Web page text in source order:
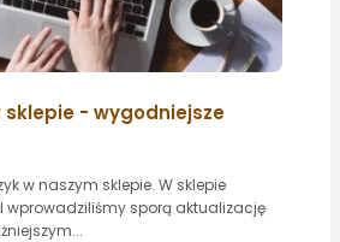
sklepie - wygodniejsze
w naszym sklepie. W sklepie
wprowadziliśmy sporą aktualizację